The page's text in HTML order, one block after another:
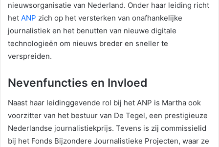
nieuwsorganisatie van Nederland. Onder haar leiding richt
het ANP zich op het versterken van onafhankelijke
journalistiek en het benutten van nieuwe digitale
technologieën om nieuws breder en sneller te
verspreiden.
Nevenfuncties en Invloed
Naast haar leidinggevende rol bij het ANP is Martha ook
voorzitter van het bestuur van De Tegel, een prestigieuze
Nederlandse journalistiekprijs. Tevens is zij commissielid
bij het Fonds Bijzondere Journalistieke Projecten, waar ze